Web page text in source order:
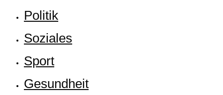
Poli­tik
Sozia­les
Sport
Gesund­heit